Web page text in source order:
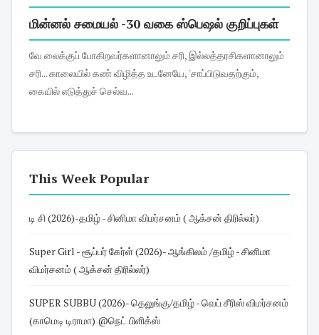
மின்னல் சமையல் -30 வகை ஸ்பெஷல் குறிப்புகள்
வே லைக்குப் போகிறவர்களானாலும் சரி, இல்லத்தரசிகளானாலும்
சரி... காலையில் கண் விழித்த உடனேயே, 'சாப்பிடுவதற்கும்,
கையில் எடுத்துச் செல்வ...
This Week Popular
டி சி (2026)-தமிழ் - சினிமா விமர்சனம் ( ஆக்சன் திரில்லர்)
Super Girl - சூப்பர் கேர்ள் (2026)- ஆங்கிலம் /தமிழ் - சினிமா
விமர்சனம் ( ஆக்சன் திரில்லர்)
SUPER SUBBU (2026)- தெலுங்கு/தமிழ் - வெப் சீரிஸ் விமர்சனம்
(காமெடி டிராமா) @நெட் பிளிக்ஸ்